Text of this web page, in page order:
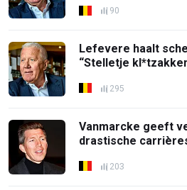
90
Lefevere haalt
“Stelletje
295
Vanmarcke geeft
drastische
203